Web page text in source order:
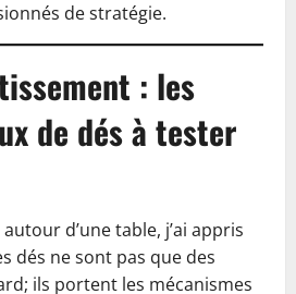
de stratégie.
: les
de dés à tester
d’une table, j’ai appris
dés ne sont pas que des
ils portent les mécanismes